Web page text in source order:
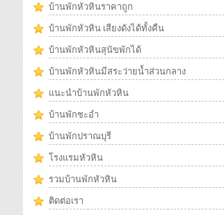
บ้านพักหัวหินราคาถูก
บ้านพักหัวหิน เสียงดังได้ทั้งคืน
บ้านพักหัวหินสุนัขพักได้
บ้านพักหัวหินมีสระว่ายน้ำส่วนกลาง
แนะนำบ้านพักหัวหิน
บ้านพักชะอำ
บ้านพักปราณบุรี
โรงแรมหัวหิน
รวมบ้านพักหัวหิน
ติดต่อเรา